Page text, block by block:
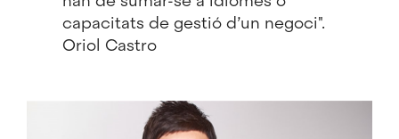
capacitats de gestió d’un negoci".
Oriol Castro